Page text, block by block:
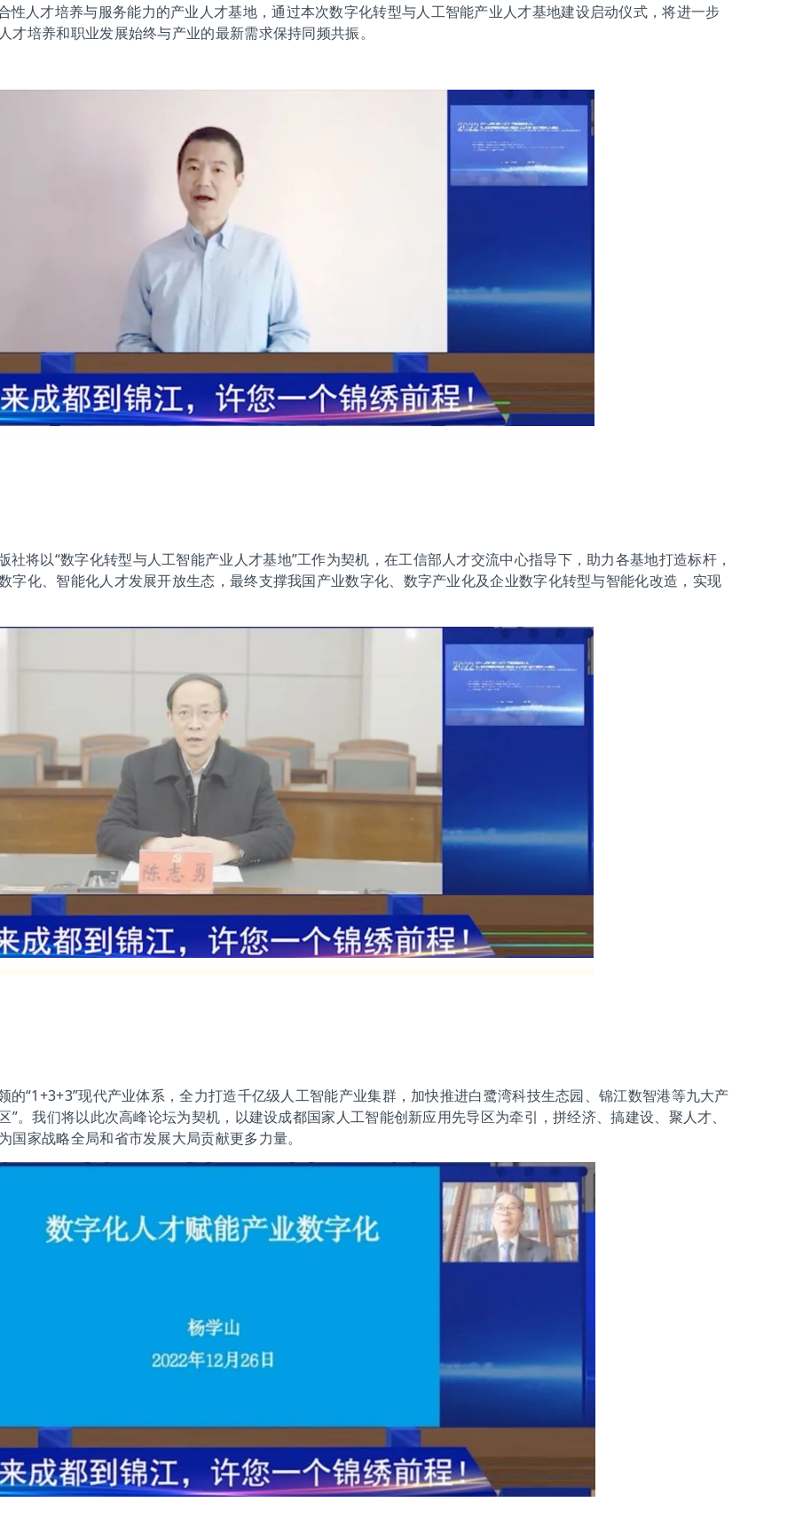
性人才培养与服务能力的产业人才基地，通过本次数字化转型与人工智能产业人才基地建设启动仪式，将进一步
培养和职业发展始终与产业的最新需求保持同频共振。
将以“数字化转型与人工智能产业人才基地”工作为契机，在工信部人才交流中心指导下，助力各基地打造标杆，
字化、智能化人才发展开放生态，最终支撑我国产业数字化、数字产业化及企业数字化转型与智能化改造，实现
“1+3+3”现代产业体系，全力打造千亿级人工智能产业集群，加快推进白鹭湾科技生态园、锦江数智港等九大产
。我们将以此次高峰论坛为契机，以建设成都国家人工智能创新应用先导区为牵引，拼经济、搞建设、聚人才、
家战略全局和省市发展大局贡献更多力量。